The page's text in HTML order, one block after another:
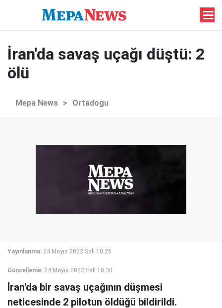
İran'da savaş uçağı düştü: 2
ölü
Mepa News > Ortadoğu
Yayınlanma: 24 Mayıs 2022 Salı 10:25
Güncelleme: 24 Mayıs 2022 Salı 10:30
İran'da bir savaş uçağının düşmesi
neticesinde 2 pilotun öldüğü bildirildi.